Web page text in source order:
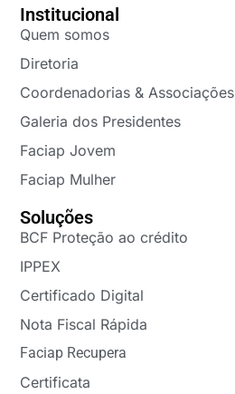
Institucional
Quem somos
Diretoria
Coordenadorias & Associações
Galeria dos Presidentes
Faciap Jovem
Faciap Mulher
Soluções
BCF Proteção ao crédito
IPPEX
Certificado Digital
Nota Fiscal Rápida
Faciap Recupera
Certificata